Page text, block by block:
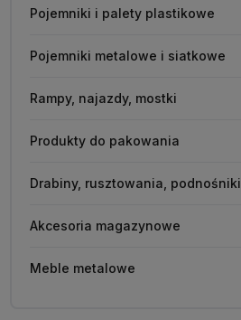
Pojemniki i palety plastikowe
Pojemniki metalowe i siatkowe
Rampy, najazdy, mostki
Produkty do pakowania
Drabiny, rusztowania, podnośniki
Akcesoria magazynowe
Meble metalowe